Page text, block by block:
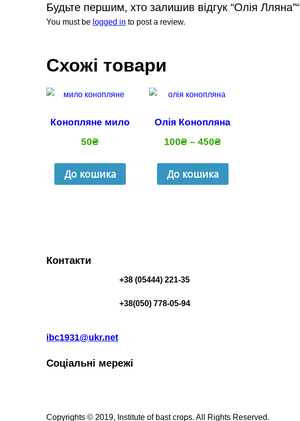
Будьте першим, хто залишив відгук “Олія Лляна”“
You must be logged in to post a review.
Схожі товари
Конопляне мило
50₴
До кошика
Олія Конопляна
100₴ –450₴
До кошика
Контакти
+38 (05444) 221-35
+38(050) 778-05-94
ibc1931@ukr.net
Соціальні мережі
Copyrights © 2019, Institute of bast crops. All Rights Reserved.